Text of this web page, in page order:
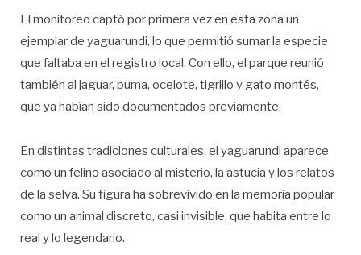
El monitoreo captó por primera vez en esta zona un
ejemplar de yaguarundi, lo que permitió sumar la especie
que faltaba en el registro local. Con ello, el parque reunió
también al jaguar, puma, ocelote, tigrillo y gato montés,
que ya habían sido documentados previamente.
En distintas tradiciones culturales, el yaguarundi aparece
como un felino asociado al misterio, la astucia y los relatos
de la selva. Su figura ha sobrevivido en la memoria popular
como un animal discreto, casi invisible, que habita entre lo
real y lo legendario.